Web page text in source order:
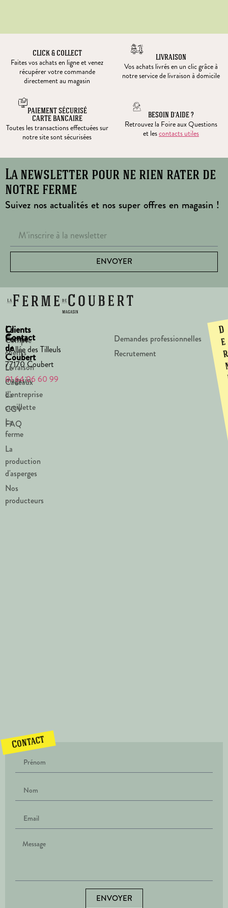
CLICK & COLLECT
Faites vos achats en ligne et venez
récupérer votre commande
directement au magasin
LIVRAISON
Vos achats livrés en un clic grâce à
notre service de livraison à domicile
PAIEMENT SÉCURISÉ
CARTE BANCAIRE
Toutes les transactions effectuées sur
notre site sont sécurisées
BESOIN D’AIDE ?
Retrouvez la Foire aux Questions
et lescontacts utiles
La newsletter pour ne rien rater de
notre ferme
Suivez nos actualités et nos super offres en magasin !
ENVOYER
La
Ferme
de
Coubert
Le
magasin
La
cueillette
La
ferme
La
production
d'asperges
Nos
producteurs
Clients
Compte
clients
Livraison
Cadeaux
d’entreprise
CGV
FAQ
Contact
1 Allée des Tilleuls
77170 Coubert
01 64 06 60 99
Demandes professionnelles
Recrutement
D
e
Contact
ENVOYER